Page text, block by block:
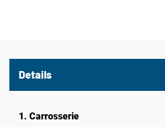
Details
1. Carrosserie